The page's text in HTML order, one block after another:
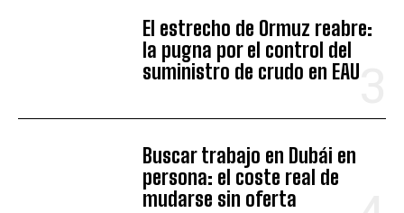
El estrecho de Ormuz reabre:
la pugna por el control del
suministro de crudo en EAU
Buscar trabajo en Dubái en
persona: el coste real de
mudarse sin oferta